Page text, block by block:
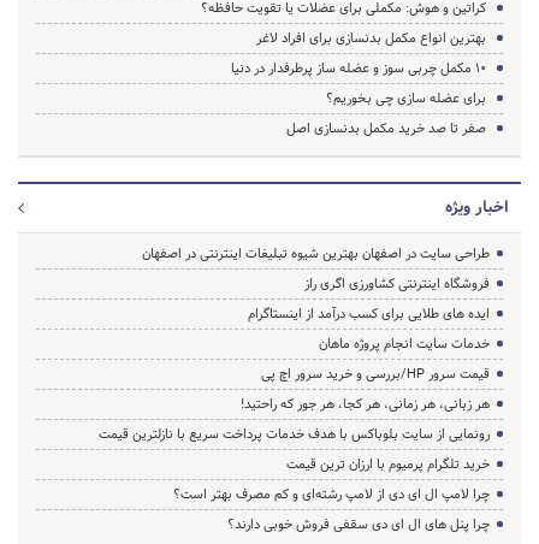
کراتین و هوش: مکملی برای عضلات یا تقویت حافظه؟
بهترین انواع مکمل بدنسازی برای افراد لاغر
10 مکمل چربی سوز و عضله ساز پرطرفدار در دنیا
برای عضله سازی چی بخوریم؟
صفر تا صد خرید مکمل بدنسازی اصل
اخبار ویژه
طراحی سایت در اصفهان بهترین شیوه تبلیغات اینترنتی در اصفهان
فروشگاه اینترنتی کشاورزی اگری راز
ایده های طلایی برای کسب درآمد از اینستاگرام
خدمات سایت انجام پروژه ماهان
قیمت سرور HP/بررسی و خرید سرور اچ پی
هر زبانی، هر زمانی، هر کجا، هر جور که راحتید!
رونمایی از سایت بلوباکس با هدف خدمات پرداخت سریع با نازلترین قیمت
خرید تلگرام پرمیوم با ارزان ترین قیمت
چرا لامپ ال ای دی از لامپ رشته‌ای و کم مصرف بهتر است؟
چرا پنل های ال ای دی سقفی فروش خوبی دارند؟